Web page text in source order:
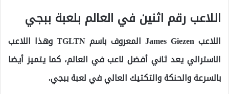
اللاعب رقم اثنين في العالم بلعبة ببجي
اللاعب James Giezen المعروف باسم TGLTN وهذا اللاعب
الاسترالي يعد ثاني أفضل لاعب في العالم، كما يتميز أيضا
بالسرعة والحنكة والتكتيك العالي في لعبة ببجي.